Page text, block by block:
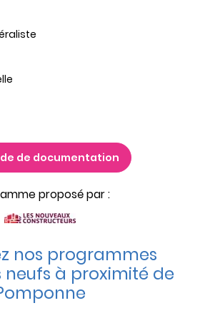
de documentation
proposé par :
nos programmes
à proximité de